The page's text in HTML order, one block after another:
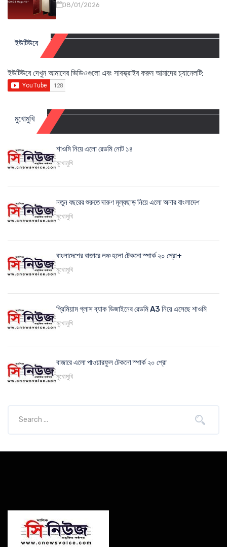
08/01/2026
ইউটিউবে
ইউটিউবে দেখুন আমাদের ভিডিওগুলো এবং সাবস্ক্রাইব করুন আমাদের চ্যানেলটি:
মুখোমুখি
শাওমি নিয়ে এলো রেডমি নোট ১৪
মুখোমুখি
নতুন বছরের শুরুতে দারুণ মূল্যছাড় নিয়ে এলো অনার বাংলাদেশ
মুখোমুখি
বাংলাদেশের বাজারে লঞ্চ হলো টেকনো স্পার্ক ২০ প্রো+
মুখোমুখি
প্রিমিয়াম গ্লাস ব্যাক ডিজাইনের রেডমি A3 নিয়ে এসেছে শাওমি
মুখোমুখি
বাজারে এলো পাওয়ারফুল টেকনো স্পার্ক ২০ প্রো
মুখোমুখি